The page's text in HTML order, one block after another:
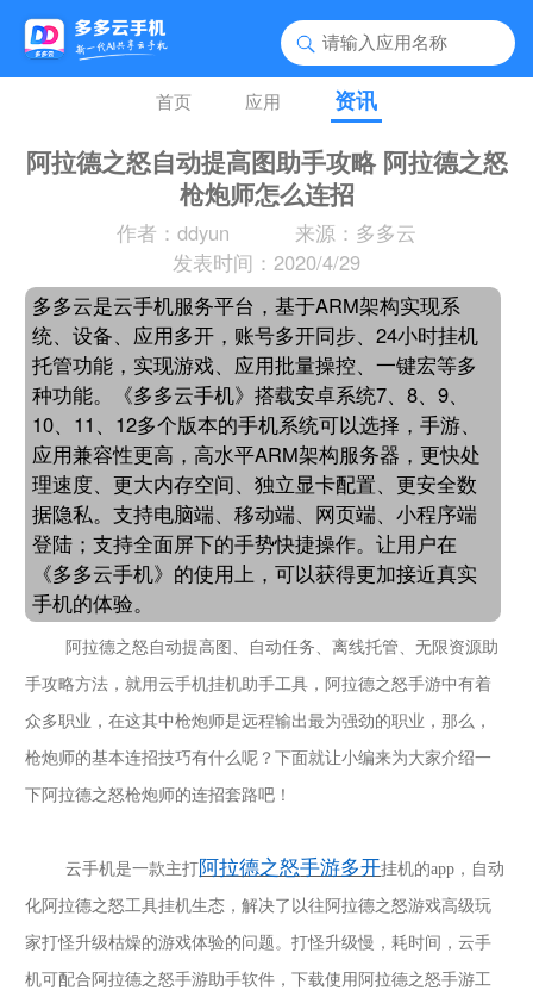
首页 应用 资讯
阿拉德之怒自动提高图助手攻略 阿拉德之怒
枪炮师怎么连招
作者：ddyun
来源：多多云
发表时间：2020/4/29
多多云是云手机服务平台，基于ARM架构实现系
统、设备、应用多开，账号多开同步、24小时挂机
托管功能，实现游戏、应用批量操控、一键宏等多
种功能。《多多云手机》搭载安卓系统7、8、9、
10、11、12多个版本的手机系统可以选择，手游、
应用兼容性更高，高水平ARM架构服务器，更快处
理速度、更大内存空间、独立显卡配置、更安全数
据隐私。支持电脑端、移动端、网页端、小程序端
登陆；支持全面屏下的手势快捷操作。让用户在
《多多云手机》的使用上，可以获得更加接近真实
手机的体验。
阿拉德之怒 自动提高图、自动任务、离线托管、无限资源助
手攻略方法，就用云手机挂机助手工具，阿拉德之怒手游中有着
众多职业，在这其中枪炮师是远程输出最为强劲的职业，那么，
枪炮师的基本连招技巧有什么呢？下面就让小编来为大家介绍一
下阿拉德之怒枪炮师的连招套路吧！
云手机是一款主打 阿拉德之怒手游多开挂机的app，自动
化阿拉德之怒工具挂机生态，解决了以往 阿拉德之怒游戏高级玩
家打怪升级枯燥的游戏体验的问题。打怪升级慢，耗时间，云手
机可配合 阿拉德之怒手游助手软件，下载使用 阿拉德之怒手游工